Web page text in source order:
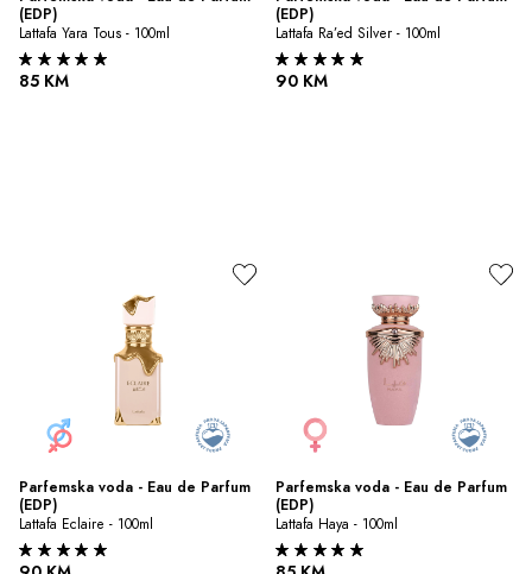
(EDP)
Lattafa Yara Tous - 100ml
85 KM
(EDP)
Lattafa Ra’ed Silver - 100ml
90 KM
Parfemska voda - Eau de Parfum
(EDP)
Lattafa Eclaire - 100ml
Parfemska voda - Eau de Parfum
(EDP)
Lattafa Haya - 100ml